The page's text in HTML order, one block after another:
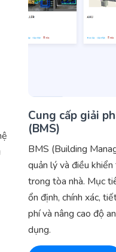
Cung cấp giải
(BMS)
BMS (Building
quản lý và điều
trong tòa nhà. Mục
ổn định, chính xác,
phí và nâng cao độ
dụng.